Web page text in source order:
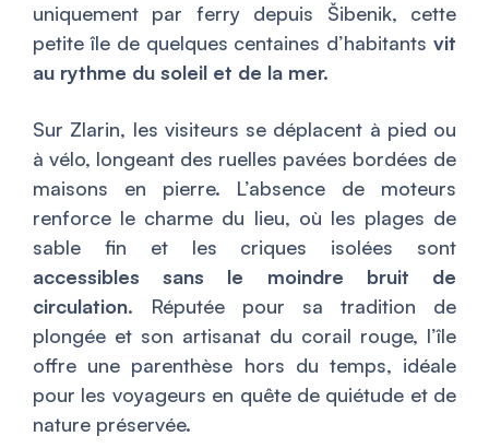
uniquement par ferry depuis Šibenik, cette
petite île de quelques centaines d’habitants vit
au rythme du soleil et de la mer.
Sur Zlarin, les visiteurs se déplacent à pied ou
à vélo, longeant des ruelles pavées bordées de
maisons en pierre. L’absence de moteurs
renforce le charme du lieu, où les plages de
sable fin et les criques isolées sont
accessibles sans le moindre bruit de
circulation. Réputée pour sa tradition de
plongée et son artisanat du corail rouge, l’île
offre une parenthèse hors du temps, idéale
pour les voyageurs en quête de quiétude et de
nature préservée.